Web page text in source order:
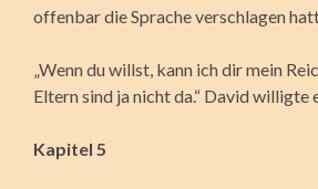
offenbar die Sprache verschlagen
„Wenn du willst, kann ich dir mein
Eltern sind ja nicht da.“ David willigte
Kapitel 5